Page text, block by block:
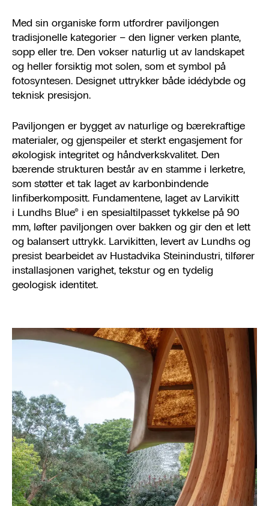
Med sin organiske form utfordrer paviljongen
tradisjonelle kategorier – den ligner verken plante,
sopp eller tre. Den vokser naturlig ut av landskapet
og heller forsiktig mot solen, som et symbol på
fotosyntesen. Designet uttrykker både idédybde og
teknisk presisjon.
Paviljongen er bygget av naturlige og bærekraftige
materialer, og gjenspeiler et sterkt engasjement for
økologisk integritet og håndverkskvalitet. Den
bærende strukturen består av en stamme i lerketre,
som støtter et tak laget av karbonbindende
linfiberkompositt. Fundamentene, laget av Larvikitt
i Lundhs Blue® i en spesialtilpasset tykkelse på 90
mm, løfter paviljongen over bakken og gir den et lett
og balansert uttrykk. Larvikitten, levert av Lundhs og
presist bearbeidet av Hustadvika Steinindustri, tilfører
installasjonen varighet, tekstur og en tydelig
geologisk identitet.